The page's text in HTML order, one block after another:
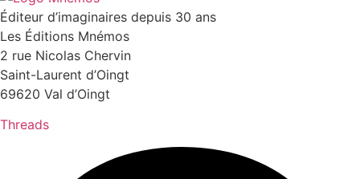
Éditeur d’imaginaires depuis 30 ans
Les Éditions Mnémos
2 rue Nicolas Chervin
Saint-Laurent d’Oingt
69620 Val d’Oingt
Threads